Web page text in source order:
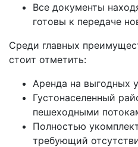
Все документы
готовы к передаче
Среди главных
стоит отметить:
Аренда на выгодных
Густонаселенный
пешеходными
Полностью
требующий